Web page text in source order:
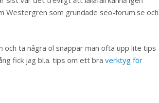
Westergren som grundade seo-forum.se och
ta några öl snappar man ofta upp lite tips
fick jag bl.a. tips om ett bra verktyg för